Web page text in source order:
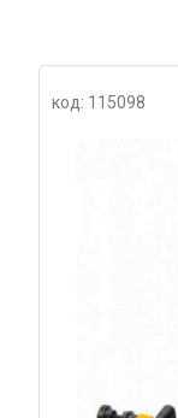
код: 115098